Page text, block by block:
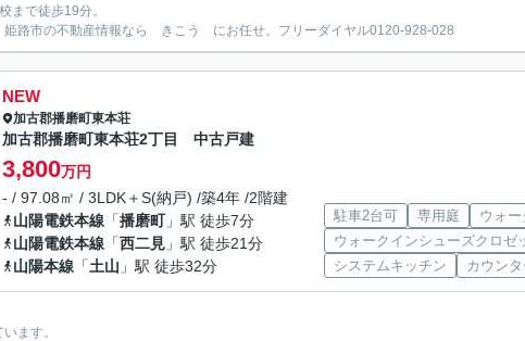
まで徒歩19分。
市の不動産情報なら きこう にお任せ。フリーダイヤル0120-928-028
NEW
加古郡播磨町東本荘
加古郡播磨町東本荘2丁目 中古戸建
3,800万円
- / 97.08㎡ / 3LDK＋S(納戸) /築4年 /2階建
山陽電鉄本線 「播磨町」駅 徒歩7分
山陽電鉄本線 「西二見 」駅 徒歩21分
山陽本線 「土山 」駅 徒歩32分
駐車2台可 専用庭
ウォー
ウォークインシューズクロゼ
システムキッチン
カウン
ます。